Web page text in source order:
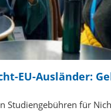
EU-Ausländer:
Studiengebühren für